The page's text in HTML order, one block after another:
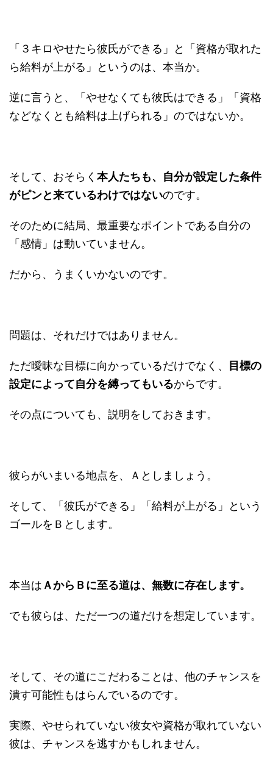
「３キロやせたら彼氏ができる」と「資格が取れた
ら給料が上がる」というのは、本当か。
逆に言うと、「やせなくても彼氏はできる」「資格
などなくとも給料は上げられる」のではないか。
そして、おそらく 本人たちも、自分が設定した条件
がピンと来ているわけではないのです。
そのために結局、最重要なポイントである自分の
「感情」は動いていません。
だから、うまくいかないのです。
問題は、それだけではありません。
ただ曖昧な目標に向かっているだけでなく、
目標の
設定によって自分を縛ってもいるからです。
その点についても、説明をしておきます。
彼らがいまいる地点を、Ａとしましょう。
そして、「彼氏ができる」「給料が上がる」という
ゴールをＢとします。
本当は ＡからＢに至る道は、無数に存在します。
でも彼らは、ただ一つの道だけを想定しています。
そして、その道にこだわることは、他のチャンスを
潰す可能性もはらんでいるのです。
実際、やせられていない彼女や資格が取れていない
彼は、チャンスを逃すかもしれません。